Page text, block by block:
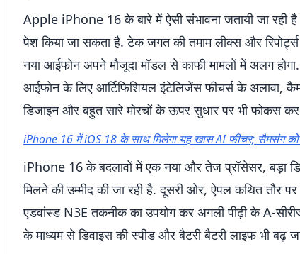
Apple iPhone 16 के बारे में ऐसी संभावना जतायी जा रही
पेश किया जा सकता है. टेक जगत की तमाम लीक्स और
नया आईफोन अपने मौजूदा मॉडल से काफी मामलों में अलग होगा.
आईफोन के लिए आर्टिफिशियल इंटेलिजेंस फीचर्स के अलावा,
डिजाइन और बहुत सारे मोरचों के ऊपर सुधार पर भी फोकस
iPhone 16 में iOS 18 के साथ मिलेगा यह खास AI फीचर; सैमसंग
iPhone 16 के बदलावों में एक नया और तेज प्रॉसेसर, बड़ा
मिलने की उम्मीद की जा रही है. दूसरी ओर, ऐपल कथित तौर
एडवांस्ड N3E तकनीक का उपयोग कर अगली पीढ़ी के A-
के माध्यम से डिवाइस की स्पीड और बैटरी बैटरी लाइफ भी बढ़